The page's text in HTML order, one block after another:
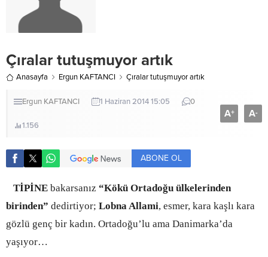
Çıralar tutuşmuyor artık
Anasayfa Ergun KAFTANCI Çıralar tutuşmuyor artık
Ergun KAFTANCI 1 Haziran 2014 15:05 0
1.156
A+ A-
ABONE OL
TİPİNE bakarsanız “Kökü Ortadoğu ülkelerinden
birinden” dedirtiyor; Lobna Allami, esmer, kara kaşlı kara
gözlü genç bir kadın. Ortadoğu’lu ama Danimarka’da
yaşıyor…